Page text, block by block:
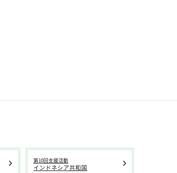
第10回支援活動
インドネシア共和国